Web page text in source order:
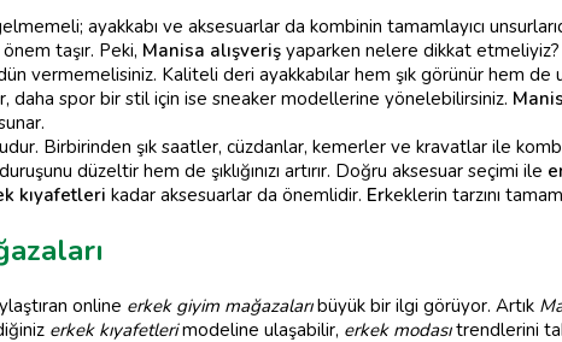
ayakkabı ve aksesuarlar da kombinin tamamlayıcı
taşır. Peki, Manisa alışveriş yaparken nelere dikkat etmeliyiz?
vermemelisiniz. Kaliteli deri ayakkabılar hem şık görünür hem de
daha spor bir stil için ise sneaker modellerine yönelebilirsiniz.
Birbirinden şık saatler, cüzdanlar, kemerler ve kravatlar ile
düzeltir hem de şıklığınızı artırır. Doğru aksesuar seçimi ile
kıyafetleri kadar aksesuarlar da önemlidir. Erkeklerin tarzını
online erkek giyim mağazalarıbüyük bir ilgi görüyor. Artık
erkek kıyafetlerimodeline ulaşabilir, erkek modasıtrendlerini